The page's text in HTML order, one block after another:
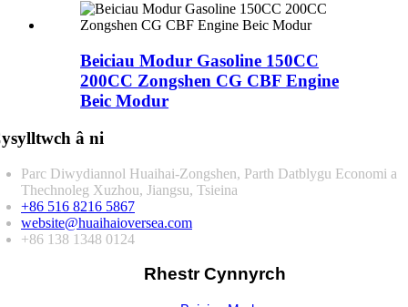
Beiciau Modur Gasoline 150CC
200CC Zongshen CG CBF Engine
Beic Modur
â ni
Parc Diwydiannol Huaihai-Zongshen, Parth Datblygu Economi a
Thechnoleg Xuzhou, Jiangsu, Tsieina
+86 516 8216 5867
website@huaihaioversea.com
+86 138 1348 0124
Rhestr Cynnyrch